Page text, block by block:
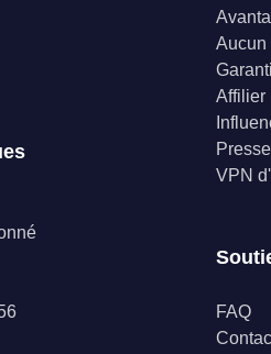
Aucun
Affilier
Presse
VPN
FAQ